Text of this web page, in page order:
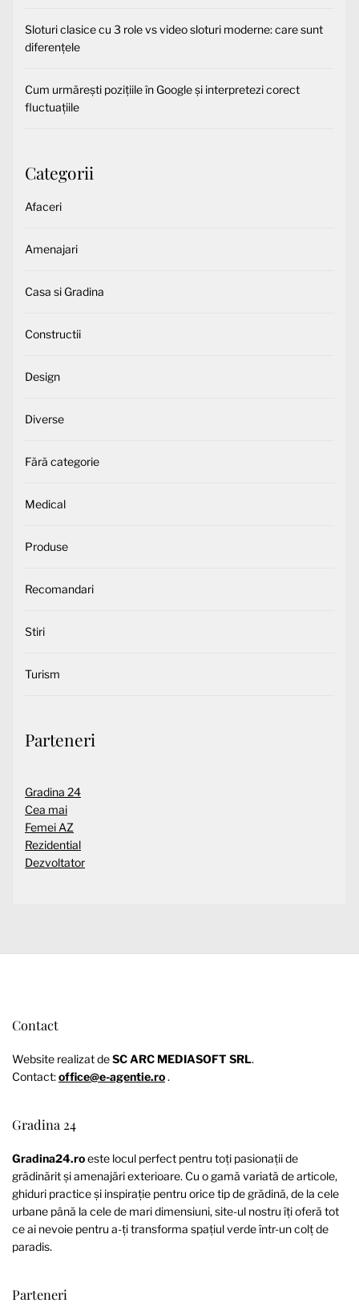
Sloturi clasice cu 3 role vs video sloturi moderne: care sunt
diferențele
Cum urmărești pozițiile în Google și interpretezi corect
fluctuațiile
Categorii
Afaceri
Amenajari
Casa si Gradina
Constructii
Design
Diverse
Fără categorie
Medical
Produse
Recomandari
Stiri
Turism
Parteneri
Gradina 24
Cea mai
Femei AZ
Rezidential
Dezvoltator
Contact
Website realizat deSC ARC MEDIASOFT SRL.
Contact:office@e-agentie.ro.
Gradina 24
Gradina24.roeste locul perfect pentru toți pasionații de
grădinărit și amenajări exterioare. Cu o gamă variată de articole,
ghiduri practice și inspirație pentru orice tip de grădină, de la cele
urbane până la cele de mari dimensiuni, site-ul nostru îți oferă tot
ce ai nevoie pentru a-ți transforma spațiul verde într-un colț de
paradis.
Parteneri